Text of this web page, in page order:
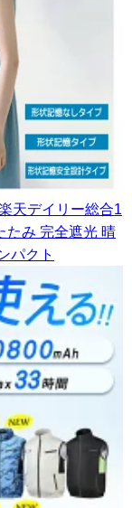
天デイリー総合1
たみ 完全遮光 晴
パクト